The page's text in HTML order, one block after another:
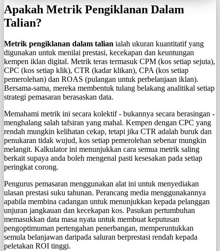
Apakah Metrik Pengiklanan Dalam
Talian?
Metrik pengiklanan dalam talian ialah ukuran kuantitatif yang
digunakan untuk menilai prestasi, kecekapan dan keuntungan
kempen iklan digital. Metrik teras termasuk CPM (kos setiap sejuta),
CPC (kos setiap klik), CTR (kadar klikan), CPA (kos setiap
pemerolehan) dan ROAS (pulangan untuk perbelanjaan iklan).
Bersama-sama, mereka membentuk tulang belakang analitikal setiap
strategi pemasaran berasaskan data.
Memahami metrik ini secara kolektif - bukannya secara berasingan -
menghalang salah tafsiran yang mahal. Kempen dengan CPC yang
rendah mungkin kelihatan cekap, tetapi jika CTR adalah buruk dan
penukaran tidak wujud, kos setiap pemerolehan sebenar mungkin
melangit. Kalkulator ini menunjukkan cara semua metrik saling
berkait supaya anda boleh mengenal pasti kesesakan pada setiap
peringkat corong.
Pengurus pemasaran menggunakan alat ini untuk menyediakan
ulasan prestasi suku tahunan. Perancang media menggunakannya
apabila membina cadangan untuk menunjukkan kepada pelanggan
unjuran jangkauan dan kecekapan kos. Pasukan pertumbuhan
memasukkan data masa nyata untuk membuat keputusan
pengoptimuman pertengahan penerbangan, memperuntukkan
semula belanjawan daripada saluran berprestasi rendah kepada
peletakan ROI tinggi.